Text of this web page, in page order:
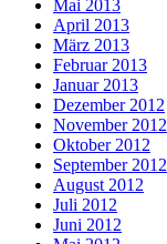
Mai 2013
April 2013
März 2013
Februar 2013
Januar 2013
Dezember 2012
November 2012
Oktober 2012
September 2012
August 2012
Juli 2012
Juni 2012